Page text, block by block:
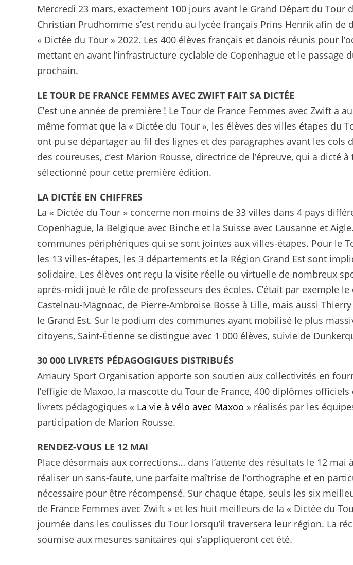
Mercredi 23 mars, exactement 100 jours avant le Grand Départ du Tour
Christian Prudhomme s’est rendu au lycée français Prins Henrik afin de
« Dictée du Tour » 2022. Les 400 élèves français et danois réunis pour
mettant en avant l’infrastructure cyclable de Copenhague et le passage
prochain.
LE TOUR DE FRANCE FEMMES AVEC ZWIFT FAIT SA DICTÉE
C’est une année de première ! Le Tour de France Femmes avec Zwift a
même format que la « Dictée du Tour », les élèves des villes étapes du
ont pu se départager au fil des lignes et des paragraphes avant les cols
des coureuses, c’est Marion Rousse, directrice de l’épreuve, qui a dicté
sélectionné pour cette première édition.
LA DICTÉE EN CHIFFRES
La « Dictée du Tour » concerne non moins de 33 villes dans 4 pays
Copenhague, la Belgique avec Binche et la Suisse avec Lausanne et
communes périphériques qui se sont jointes aux villes-étapes. Pour le
les 13 villes-étapes, les 3 départements et la Région Grand Est sont
solidaire. Les élèves ont reçu la visite réelle ou virtuelle de nombreux
après-midi joué le rôle de professeurs des écoles. C’était par exemple le
Castelnau-Magnoac, de Pierre-Ambroise Bosse à Lille, mais aussi
le Grand Est. Sur le podium des communes ayant mobilisé le plus
citoyens, Saint-Étienne se distingue avec 1 000 élèves, suivie de
30 000 LIVRETS PÉDAGOGIGUES DISTRIBUÉS
Amaury Sport Organisation apporte son soutien aux collectivités en
l’effigie de Maxoo, la mascotte du Tour de France, 400 diplômes
livrets pédagogiques « La vie à vélo avec Maxoo » réalisés par les
participation de Marion Rousse.
RENDEZ-VOUS LE 12 MAI
Place désormais aux corrections… dans l’attente des résultats le 12 mai
réaliser un sans-faute, une parfaite maîtrise de l’orthographe et en
nécessaire pour être récompensé. Sur chaque étape, seuls les six
de France Femmes avec Zwift » et les huit meilleurs de la « Dictée du
journée dans les coulisses du Tour lorsqu’il traversera leur région. La
soumise aux mesures sanitaires qui s’appliqueront cet été.